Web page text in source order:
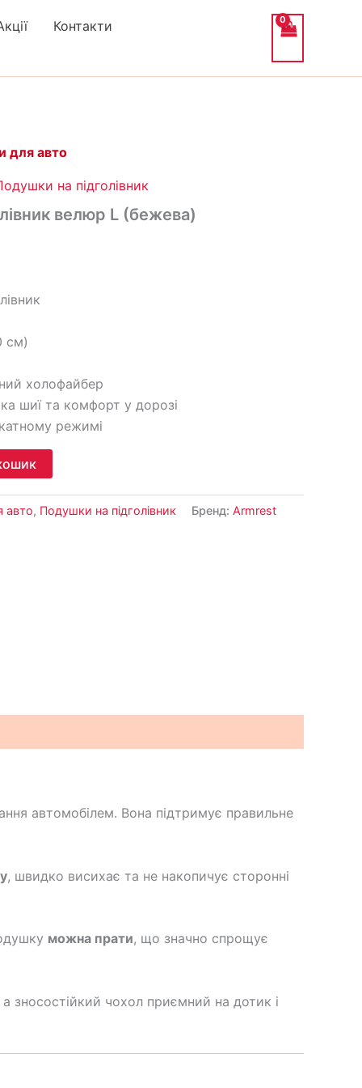
Контакти
для авто
на підголівник
велюр L (бежева)
см)
холофайбер
шиї та комфорт у дорозі
режимі
авто, Подушки на підголівник Бренд: Armrest
автомобілем. Вона підтримує правильне
, швидко висихає та не накопичує сторонні
можна прати, що значно спрощує
а зносостійкий чохол приємний на дотик і